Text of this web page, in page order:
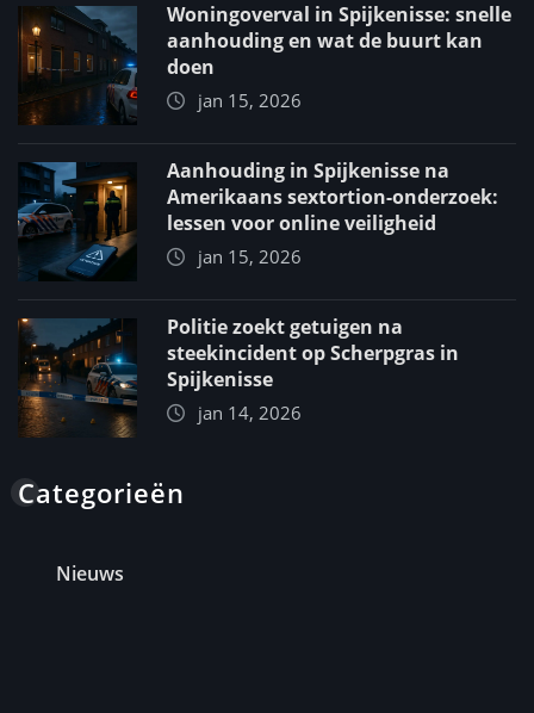
Woningoverval in Spijkenisse: snelle
aanhouding en wat de buurt kan
doen
jan 15, 2026
Aanhouding in Spijkenisse na
Amerikaans sextortion-onderzoek:
lessen voor online veiligheid
jan 15, 2026
Politie zoekt getuigen na
steekincident op Scherpgras in
Spijkenisse
jan 14, 2026
Categorieën
Nieuws